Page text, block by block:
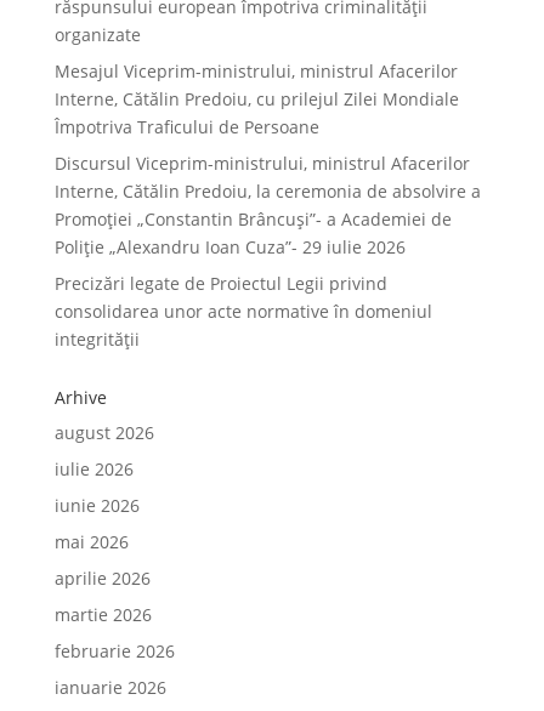
răspunsului european împotriva criminalității
organizate
Mesajul Viceprim-ministrului, ministrul Afacerilor
Interne, Cătălin Predoiu, cu prilejul Zilei Mondiale
Împotriva Traficului de Persoane
Discursul Viceprim-ministrului, ministrul Afacerilor
Interne, Cătălin Predoiu, la ceremonia de absolvire a
Promoției „Constantin Brâncuși”- a Academiei de
Poliție „Alexandru Ioan Cuza”- 29 iulie 2026
Precizări legate de Proiectul Legii privind
consolidarea unor acte normative în domeniul
integrității
Arhive
august 2026
iulie 2026
iunie 2026
mai 2026
aprilie 2026
martie 2026
februarie 2026
ianuarie 2026